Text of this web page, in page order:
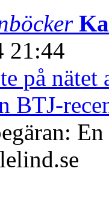
21:44
på nätet
BTJ-